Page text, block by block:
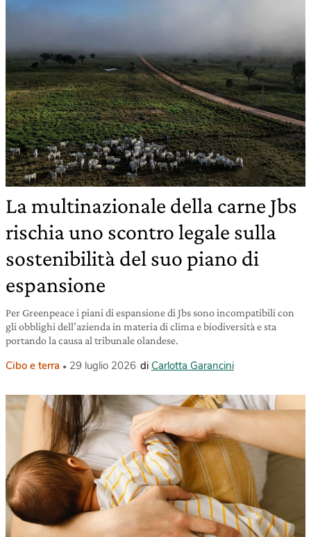
La multinazionale della carne Jbs
rischia uno scontro legale sulla
sostenibilità del suo piano di
espansione
Per Greenpeace i piani di espansione di Jbs sono incompatibili con
gli obblighi dell’azienda in materia di clima e biodiversità e sta
portando la causa al tribunale olandese.
Cibo e terra 29 luglio 2026 di Carlotta Garancini